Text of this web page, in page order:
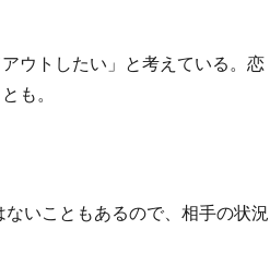
ウトしたい」と考えている。恋
も。
いこともあるので、相手の状況